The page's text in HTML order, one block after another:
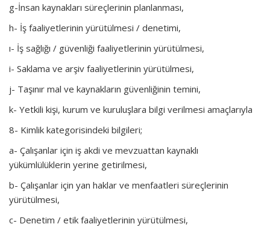
g-İnsan kaynakları süreçlerinin planlanması,
h- İş faaliyetlerinin yürütülmesi / denetimi,
ı- İş sağlığı / güvenliği faaliyetlerinin yürütülmesi,
i- Saklama ve arşiv faaliyetlerinin yürütülmesi,
j- Taşınır mal ve kaynakların güvenliğinin temini,
k- Yetkili kişi, kurum ve kuruluşlara bilgi verilmesi amaçlarıyla
8- Kimlik kategorisindeki bilgileri;
a- Çalışanlar için iş akdi ve mevzuattan kaynaklı
yükümlülüklerin yerine getirilmesi,
b- Çalışanlar için yan haklar ve menfaatleri süreçlerinin
yürütülmesi,
c- Denetim / etik faaliyetlerinin yürütülmesi,